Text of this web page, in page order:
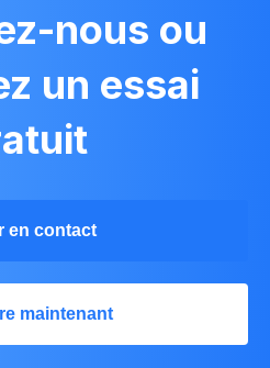
nous ou
un essai
en contact
maintenant